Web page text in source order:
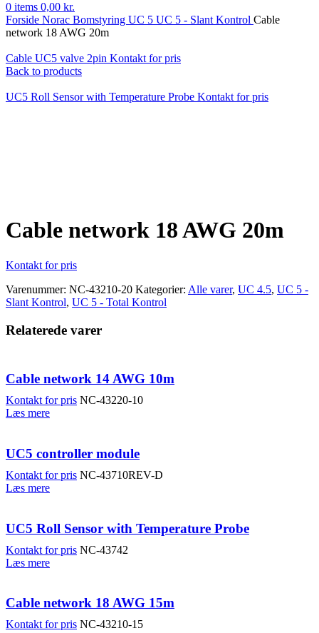
0 items 0,00 kr.
Forside Norac Bomstyring UC 5 UC 5 - Slant Kontrol Cable
network 18 AWG 20m
Cable UC5 valve 2pin Kontakt for pris
Back to products
UC5 Roll Sensor with Temperature Probe Kontakt for pris
Cable network 18 AWG 20m
Kontakt for pris
Varenummer: NC-43210-20 Kategorier: Alle varer, UC 4.5, UC 5 -
Slant Kontrol, UC 5 - Total Kontrol
Relaterede varer
Cable network 14 AWG 10m
Kontakt for pris NC-43220-10
Læs mere
UC5 controller module
Kontakt for pris NC-43710REV-D
Læs mere
UC5 Roll Sensor with Temperature Probe
Kontakt for pris NC-43742
Læs mere
Cable network 18 AWG 15m
Kontakt for pris NC-43210-15